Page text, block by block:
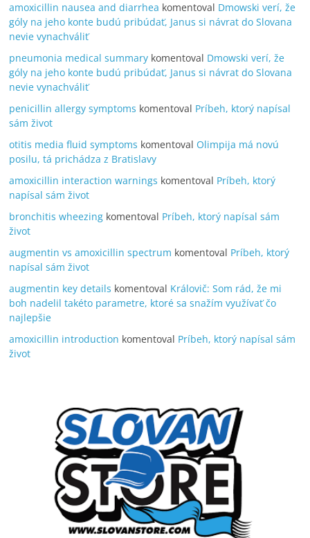
amoxicillin nausea and diarrhea komentoval Dmowski verí, že
góly na jeho konte budú pribúdať, Janus si návrat do Slovana
nevie vynachváliť
pneumonia medical summary komentoval Dmowski verí, že
góly na jeho konte budú pribúdať, Janus si návrat do Slovana
nevie vynachváliť
penicillin allergy symptoms komentoval Príbeh, ktorý napísal
sám život
otitis media fluid symptoms komentoval Olimpija má novú
posilu, tá prichádza z Bratislavy
amoxicillin interaction warnings komentoval Príbeh, ktorý
napísal sám život
bronchitis wheezing komentoval Príbeh, ktorý napísal sám
život
augmentin vs amoxicillin spectrum komentoval Príbeh, ktorý
napísal sám život
augmentin key details komentoval Královič: Som rád, že mi
boh nadelil takéto parametre, ktoré sa snažím využívať čo
najlepšie
amoxicillin introduction komentoval Príbeh, ktorý napísal sám
život